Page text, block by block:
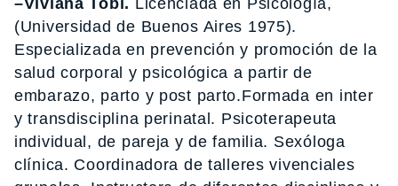
(Universidad de Buenos Aires 1975).
Especializada en prevención y promoción de la
salud corporal y psicológica a partir de
embarazo, parto y post parto.Formada en inter
y transdisciplina perinatal. Psicoterapeuta
individual, de pareja y de familia. Sexóloga
clínica. Coordinadora de talleres vivenciales